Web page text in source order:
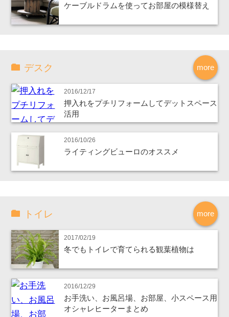
ケーブルドラムを使ってお部屋の模様替え
more
デスク
2016/12/17
押入れをプチリフォームしてデットスペース
活用
2016/10/26
ライティングビューロのオススメ
more
トイレ
2017/02/19
冬でもトイレで育てられる観葉植物は
2016/12/29
お手洗い、お風呂場、お部屋、小スペース用
オシャレヒーターまとめ